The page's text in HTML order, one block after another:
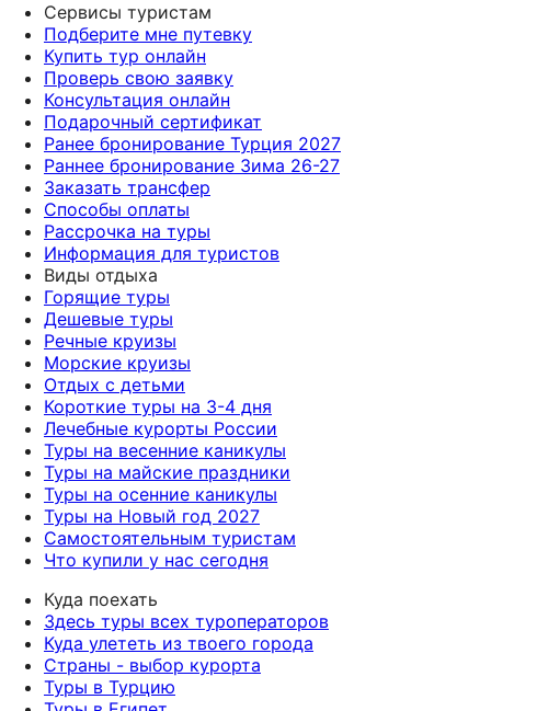
Сервисы туристам
Подберите мне путевку
Купить тур онлайн
Проверь свою заявку
Консультация онлайн
Подарочный сертификат
Ранее бронирование Турция 2027
Раннее бронирование Зима 26-27
Заказать трансфер
Способы оплаты
Рассрочка на туры
Информация для туристов
Виды отдыха
Горящие туры
Дешевые туры
Речные круизы
Морские круизы
Отдых с детьми
Короткие туры на 3-4 дня
Лечебные курорты России
Туры на весенние каникулы
Туры на майские праздники
Туры на осенние каникулы
Туры на Новый год 2027
Самостоятельным туристам
Что купили у нас сегодня
Куда поехать
Здесь туры всех туроператоров
Куда улететь из твоего города
Страны - выбор курорта
Туры в Турцию